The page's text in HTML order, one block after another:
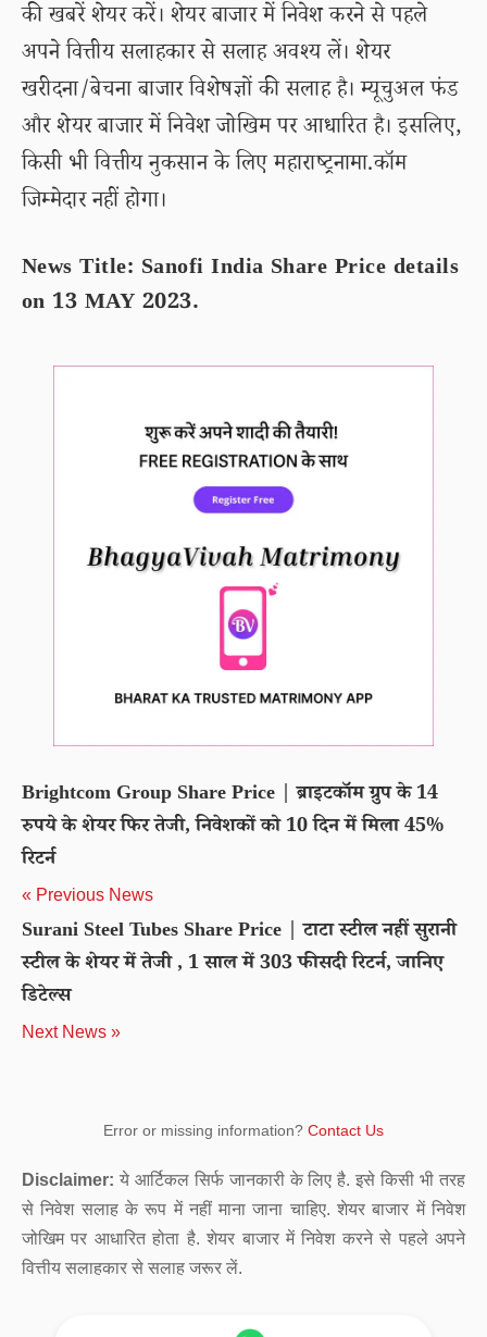
की खबरें शेयर करें। शेयर बाजार में निवेश करने से पहले
अपने वित्तीय सलाहकार से सलाह अवश्य लें। शेयर
खरीदना/बेचना बाजार विशेषज्ञों की सलाह है। म्यूचुअल फंड
और शेयर बाजार में निवेश जोखिम पर आधारित है। इसलिए,
किसी भी वित्तीय नुकसान के लिए महाराष्ट्रनामा.कॉम
जिम्मेदार नहीं होगा।
News Title: Sanofi India Share Price details
on 13 MAY 2023.
Brightcom Group Share Price | ब्राइटकॉम ग्रुप के 14
रुपये के शेयर फिर तेजी, निवेशकों को 10 दिन में मिला 45%
रिटर्न
« Previous News
Surani Steel Tubes Share Price | टाटा स्टील नहीं सुरानी
स्टील के शेयर में तेजी , 1 साल में 303 फीसदी रिटर्न, जानिए
डिटेल्स
Next News »
Error or missing information? Contact Us
Disclaimer: ये आर्टिकल सिर्फ जानकारी के लिए है. इसे किसी भी तरह
से निवेश सलाह के रूप में नहीं माना जाना चाहिए. शेयर बाजार में निवेश
जोखिम पर आधारित होता है. शेयर बाजार में निवेश करने से पहले अपने
वित्तीय सलाहकार से सलाह जरूर लें.